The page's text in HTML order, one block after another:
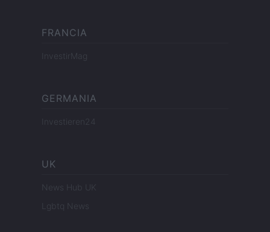
FRANCIA
InvestirMag
GERMANIA
Investieren24
UK
News Hub UK
Lgbtq News